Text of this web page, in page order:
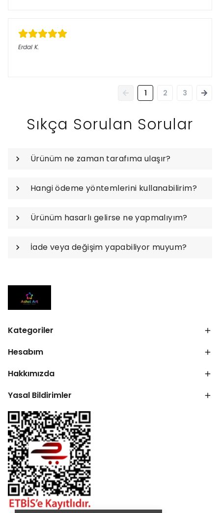
Erdal K.
1 2 3
Sıkça Sorulan Sorular
Ürünüm ne zaman tarafıma ulaşır?
Hangi ödeme yöntemlerini kullanabilirim?
Ürünüm hasarlı gelirse ne yapmalıyım?
İade veya değişim yapabiliyor muyum?
Kategoriler
Hesabım
Hakkımızda
Yasal Bildirimler